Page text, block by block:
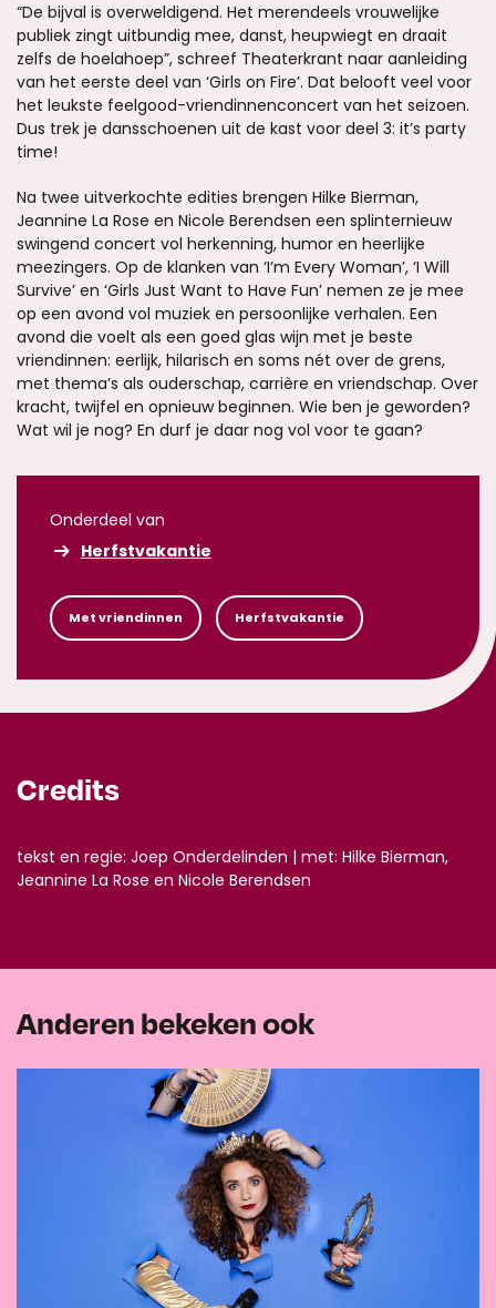
“De bijval is overweldigend. Het merendeels vrouwelijke
publiek zingt uitbundig mee, danst, heupwiegt en draait
zelfs de hoelahoep”, schreef Theaterkrant naar aanleiding
van het eerste deel van ‘Girls on Fire’. Dat belooft veel voor
het leukste feelgood-vriendinnenconcert van het seizoen.
Dus trek je dansschoenen uit de kast voor deel 3: it’s party
time!
Na twee uitverkochte edities brengen Hilke Bierman,
Jeannine La Rose en Nicole Berendsen een splinternieuw
swingend concert vol herkenning, humor en heerlijke
meezingers. Op de klanken van ‘I’m Every Woman’, ‘I Will
Survive’ en ‘Girls Just Want to Have Fun’ nemen ze je mee
op een avond vol muziek en persoonlijke verhalen. Een
avond die voelt als een goed glas wijn met je beste
vriendinnen: eerlijk, hilarisch en soms nét over de grens,
met thema’s als ouderschap, carrière en vriendschap. Over
kracht, twijfel en opnieuw beginnen. Wie ben je geworden?
Wat wil je nog? En durf je daar nog vol voor te gaan?
Onderdeel van
Herfstvakantie
Met vriendinnen Herfstvakantie
Credits
tekst en regie: Joep Onderdelinden | met: Hilke Bierman,
Jeannine La Rose en Nicole Berendsen
Anderen bekeken ook